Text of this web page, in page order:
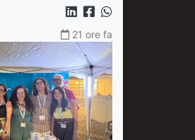
21 ore fa